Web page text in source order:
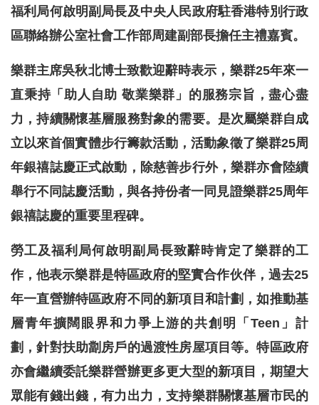
福利局何啟明副局長及中央人民政府駐香港特別行政
區聯絡辦公室社會工作部周建副部長擔任主禮嘉賓。
樂群主席吳秋北博士致歡迎辭時表示，樂群25年來一
直秉持「助人自助 敬業樂群」的服務宗旨，盡心盡
力，持續關懷基層服務對象的需要。是次屬樂群自成
立以來首個實體步行籌款活動，活動象徵了樂群25周
年銀禧誌慶正式啟動，除慈善步行外，樂群亦會陸續
舉行不同誌慶活動，與各持份者一同見證樂群25周年
銀禧誌慶的重要里程碑。
勞工及福利局何啟明副局長致辭時肯定了樂群的工
作，他表示樂群是特區政府的堅實合作伙伴，過去25
年一直營辦特區政府不同的新項目和計劃，如推動基
層青年擴闊眼界和力爭上游的共創明「Teen」計
劃，針對扶助劏房戶的過渡性房屋項目等。特區政府
亦會繼續委託樂群營辦更多更大型的新項目，期望大
眾能有錢出錢，有力出力，支持樂群關懷基層市民的